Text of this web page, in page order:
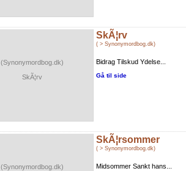
(Synonymordbog.dk)
SkÃ¦rv
SkÃ¦rv
( > Synonymordbog.dk)
Bidrag Tilskud Ydelse...
Gå til side
(Synonymordbog.dk)
SkÃ¦rsommer
( > Synonymordbog.dk)
Midsommer Sankt hans...